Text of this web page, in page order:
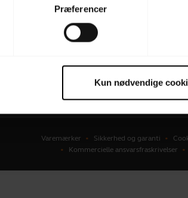
Præferencer
Kun nødvendige
Personlige kameraer
Varemærker Sikkerhed og garanti
Kommercielle ansvarsfraskrivelser